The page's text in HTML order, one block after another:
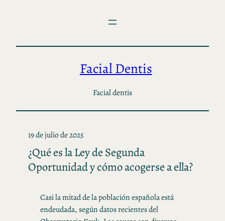
Facial Dentis
Facial dentis
19 de julio de 2025
¿Qué es la Ley de Segunda
Oportunidad y cómo acogerse a ella?
Casi la mitad de la población española está
endeudada, según datos recientes del